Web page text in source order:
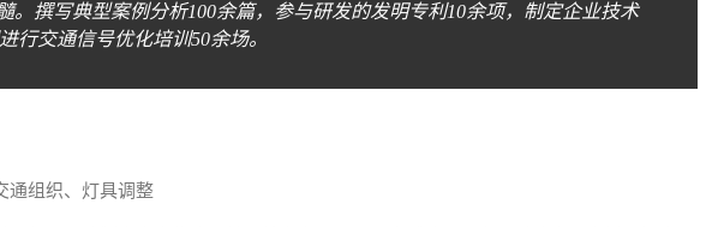
。撰写典型案例分析100余篇，参与研发的发明专利10余项，制定企业技术
行交通信号优化培训50余场。
通组织、灯具调整